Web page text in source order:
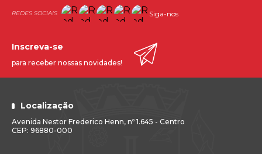
7º*478Michele Augusta Tornquist50
11º447Francieli Simon45
13º*416Julia Luiza Kern35
15º*430Betina Goellner30
15º*514Caio Fernando de Oliveira30
15º*505Carla Ines Kessler30
15º*444Lara Françoise Godinho Arruda30
20º454Elisa Ines Klinger30
21º524Bruna Bandeira Miguel25
22º472Daiane Milbradt Rosa20
Siga-nos
Localização
Avenida Nestor Frederico Henn, nº 1.645 - Centro
CEP: 96880-000
Inscreva-se
para receber nossas novidades!